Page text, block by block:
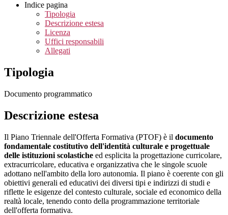
Indice pagina
Tipologia
Descrizione estesa
Licenza
Uffici responsabili
Allegati
Tipologia
Documento programmatico
Descrizione estesa
Il Piano Triennale dell'Offerta Formativa (PTOF) è il documento
fondamentale costitutivo dell'identità culturale e progettuale
delle istituzioni scolastiche ed esplicita la progettazione curricolare,
extracurricolare, educativa e organizzativa che le singole scuole
adottano nell'ambito della loro autonomia. Il piano è coerente con gli
obiettivi generali ed educativi dei diversi tipi e indirizzi di studi e
riflette le esigenze del contesto culturale, sociale ed economico della
realtà locale, tenendo conto della programmazione territoriale
dell'offerta formativa.